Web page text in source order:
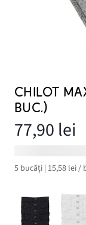
CHILOT
BUC.)
77,90 lei
5 bucăți | 15,58 lei /